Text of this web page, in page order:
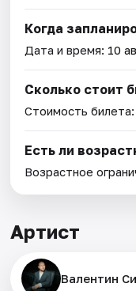
Когда
Дата и время: 10
Сколько стоит
Стоимость
Есть ли
Возрастное
Артист
Валентин